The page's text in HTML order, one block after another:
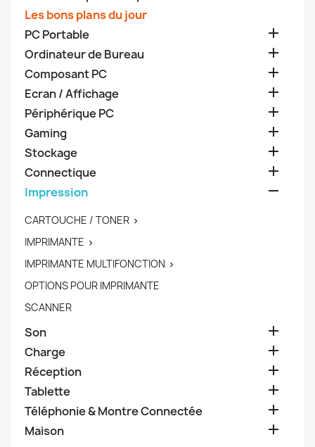
Les bons plans du jour
PC Portable

Ordinateur de Bureau 
Composant PC 
Ecran / Affichage 
Périphérique PC 
Gaming 
Stockage 
Connectique 
Impression 
CARTOUCHE / TONER 
IMPRIMANTE 
IMPRIMANTE MULTIFONCTION 
OPTIONS POUR IMPRIMANTE
SCANNER
Son 
Charge 
Réception 
Tablette 
Téléphonie & Montre Connectée 
Maison 